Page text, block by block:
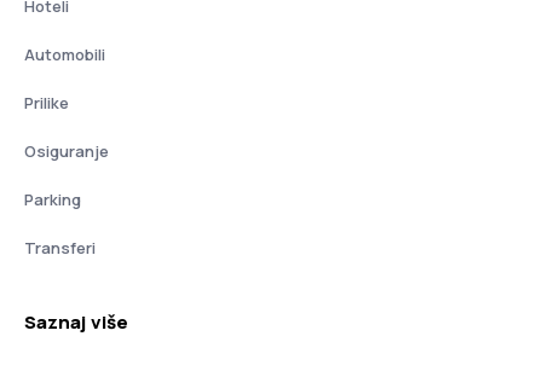
Hoteli
Automobili
Prilike
Osiguranje
Parking
Transferi
Saznaj više